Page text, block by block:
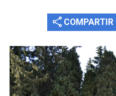
share COMPARTIR